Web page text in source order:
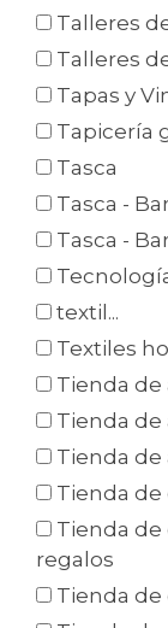
Talleres
Talleres
Tapas y
Tapicería
Tasca
Tasca -
Tasca -
textil...
Textiles
Tienda
Tienda de
Tienda
Tienda de
Tienda
regalos
Tienda